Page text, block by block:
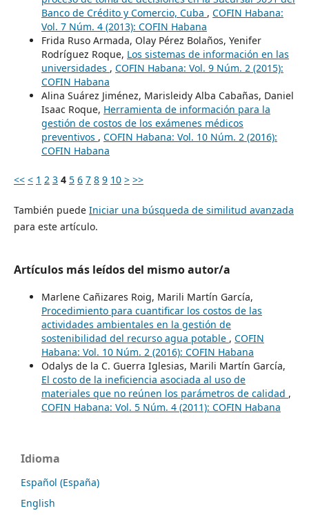
Banco de Crédito y Comercio, Cuba , COFIN Habana:
Vol. 7 Núm. 4 (2013): COFIN Habana
Frida Ruso Armada, Olay Pérez Bolaños, Yenifer
Rodríguez Roque, Los sistemas de información en las
universidades , COFIN Habana: Vol. 9 Núm. 2 (2015):
COFIN Habana
Alina Suárez Jiménez, Marisleidy Alba Cabañas, Daniel
Isaac Roque, Herramienta de información para la
gestión de costos de los exámenes médicos
preventivos , COFIN Habana: Vol. 10 Núm. 2 (2016):
COFIN Habana
<< < 1 2 3 4 5 6 7 8 9 10 > >>
También puede Iniciar una búsqueda de similitud avanzada
para este artículo.
Artículos más leídos del mismo autor/a
Marlene Cañizares Roig, Marili Martín García,
Procedimiento para cuantificar los costos de las
actividades ambientales en la gestión de
sostenibilidad del recurso agua potable , COFIN
Habana: Vol. 10 Núm. 2 (2016): COFIN Habana
Odalys de la C. Guerra Iglesias, Marili Martín García,
El costo de la ineficiencia asociada al uso de
materiales que no reúnen los parámetros de calidad ,
COFIN Habana: Vol. 5 Núm. 4 (2011): COFIN Habana
Idioma
Español (España)
English